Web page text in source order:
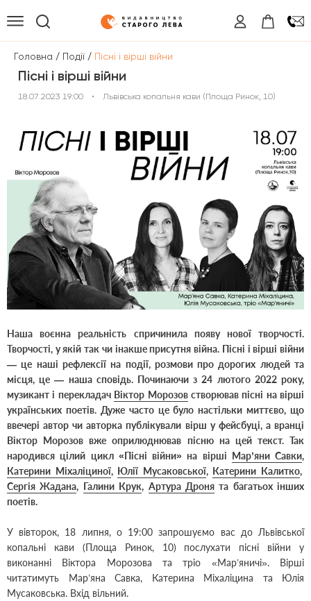
Головна / Події / Пісні і вірші війни
Пісні і вірші війни
18.07.2023 19:00 • Львівська копальня кави (Площа Ринок, 10)
Наша воєнна реальність спричинила появу нової творчості.
Творчості, у якій так чи інакше присутня війна. Пісні і вірші війни
— це наші рефлексії на події, розмови про дорогих людей та
місця, це — наша сповідь. Починаючи з 24 лютого 2022 року,
музикант і перекладач Віктор Морозовстворював пісні на вірші
українських поетів. Дуже часто це було настільки миттєво, що
ввечері автор чи авторка публікували вірш у фейсбуці, а вранці
Віктор Морозов вже оприлюднював пісню на цей текст. Так
народився цілий цикл «Пісні війни» на вірші Мар’яни Савки,
Катерини Міхаліциної, Юлії Мусаковської, Катерини Калитко,
Сергія Жадана, Галини Крук, Артура Дронята багатьох інших
поетів.
У вівторок, 18 липня, о 19:00 запрошуємо вас до Львівської
копальні кави (Площа Ринок, 10) послухати пісні війни у
виконанні Віктора Морозова та тріо «Мар’яничі». Вірші
читатимуть Мар’яна Савка, Катерина Міхаліцина та Юлія
Мусаковська. Вхід вільний.